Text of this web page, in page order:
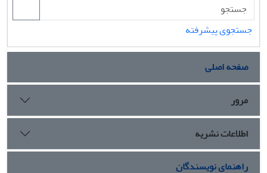
جستجوی پیشرفته
صفحه اصلی
مرور
اطلاعات نشریه
راهنمای نویسندگان